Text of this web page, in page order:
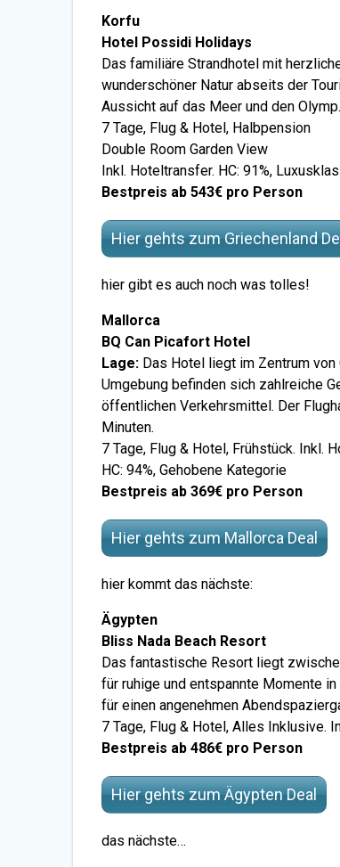
Korfu
Hotel Possidi Holidays
Das familiäre Strandhotel mit
wunderschöner Natur abseits der
Aussicht auf das Meer und den Olymp.
7 Tage, Flug & Hotel, Halbpension
Double Room Garden View
Inkl. Hoteltransfer. HC: 91%,
Bestpreis ab 543€ pro Person
Hier gehts zum Griechenland
hier gibt es auch noch was tolles!
Mallorca
BQ Can Picafort Hotel
Lage: Das Hotel liegt im Zentrum
Umgebung befinden sich zahlreiche
öffentlichen Verkehrsmittel. Der
Minuten.
7 Tage, Flug & Hotel, Frühstück. Inkl.
HC: 94%, Gehobene Kategorie
Bestpreis ab 369€ pro Person
Hier gehts zum Mallorca Deal
hier kommt das nächste:
Ägypten
Bliss Nada Beach Resort
Das fantastische Resort liegt
für ruhige und entspannte Momente
für einen angenehmen
7 Tage, Flug & Hotel, Alles Inklusive.
Bestpreis ab 486€ pro Person
Hier gehts zum Ägypten Deal
das nächste…